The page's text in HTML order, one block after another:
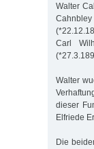
Walter
Carl
Walter
dieser
Elfriede
Die